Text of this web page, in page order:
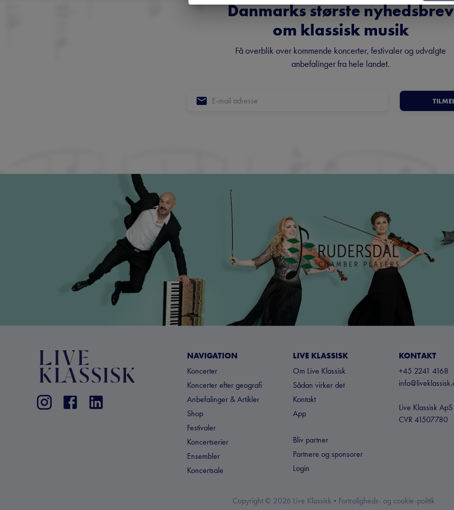
Danmarks største nyhedsbrev
om klassisk musik
Få overblik over kommende koncerter, festivaler og udvalgte
anbefalinger fra hele landet.
NAVIGATION
Koncerter
Koncerter efter geografi
Anbefalinger & Artikler
Shop
Festivaler
Koncertserier
Ensembler
Koncertsale
LIVE KLASSISK
Om Live Klassisk
Sådan virker det
Kontakt
App
Bliv partner
Partnere og sponsorer
Login
KONTAKT
+45 2241 4168
Live Klassisk ApS
CVR 41507780
Copyright © 2026 Live Klassisk • Fortroligheds- og cookie-politik